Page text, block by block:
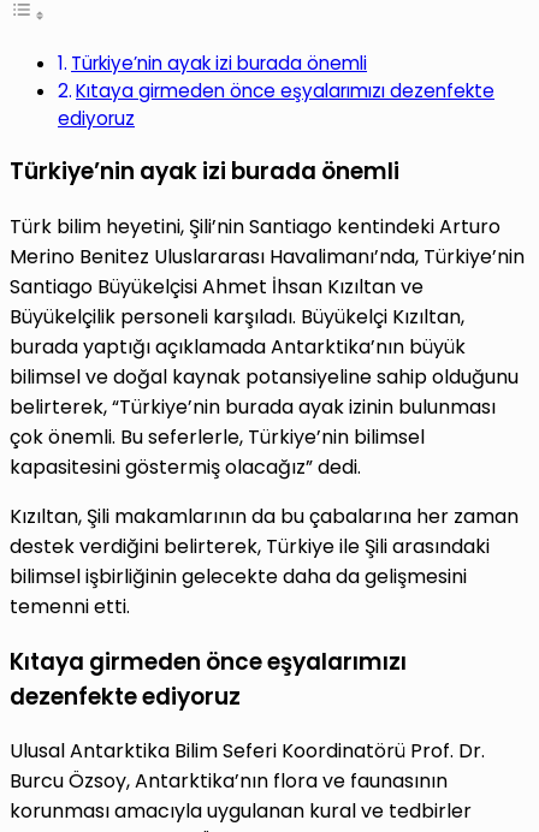
Türkiye’nin ayak izi burada önemli
Kıtaya girmeden önce eşyalarımızı dezenfekte
ediyoruz
Türkiye’nin ayak izi burada önemli
Türk bilim heyetini, Şili’nin Santiago kentindeki Arturo
Merino Benitez Uluslararası Havalimanı’nda, Türkiye’nin
Santiago Büyükelçisi Ahmet İhsan Kızıltan ve
Büyükelçilik personeli karşıladı. Büyükelçi Kızıltan,
burada yaptığı açıklamada Antarktika’nın büyük
bilimsel ve doğal kaynak potansiyeline sahip olduğunu
belirterek, “Türkiye’nin burada ayak izinin bulunması
çok önemli. Bu seferlerle, Türkiye’nin bilimsel
kapasitesini göstermiş olacağız” dedi.
Kızıltan, Şili makamlarının da bu çabalarına her zaman
destek verdiğini belirterek, Türkiye ile Şili arasındaki
bilimsel işbirliğinin gelecekte daha da gelişmesini
temenni etti.
Kıtaya girmeden önce eşyalarımızı
dezenfekte ediyoruz
Ulusal Antarktika Bilim Seferi Koordinatörü Prof. Dr.
Burcu Özsoy, Antarktika’nın flora ve faunasının
korunması amacıyla uygulanan kural ve tedbirler